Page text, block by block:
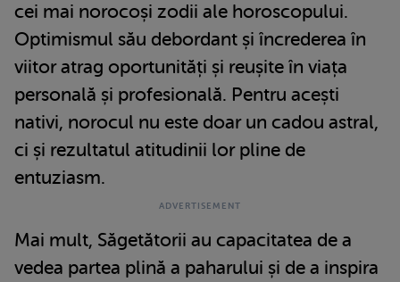
cei mai norocoși zodii ale horoscopului.
Optimismul său debordant și încrederea în
viitor atrag oportunități și reușite în viața
personală și profesională. Pentru acești
nativi, norocul nu este doar un cadou astral,
ci și rezultatul atitudinii lor pline de
entuziasm.
Mai mult, Săgetătorii au capacitatea de a
vedea partea plină a paharului și de a inspira